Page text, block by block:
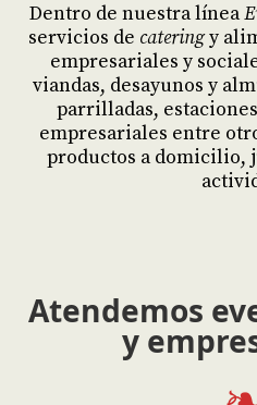
Dentro de nuestra línea
servicios de cateringy
empresariales y
viandas, desayunos y
parrilladas,
empresariales entre
productos a domicilio,
Atendemos
y